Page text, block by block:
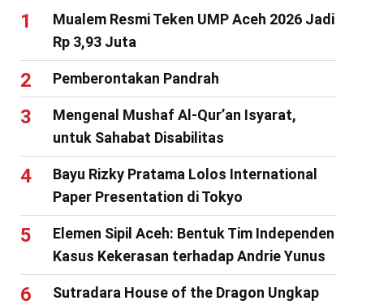
Mualem Resmi Teken UMP Aceh 2026 Jadi
Rp 3,93 Juta
Pemberontakan Pandrah
Mengenal Mushaf Al-Qur’an Isyarat,
untuk Sahabat Disabilitas
Bayu Rizky Pratama Lolos International
Paper Presentation di Tokyo
Elemen Sipil Aceh: Bentuk Tim Independen
Kasus Kekerasan terhadap Andrie Yunus
Sutradara House of the Dragon Ungkap